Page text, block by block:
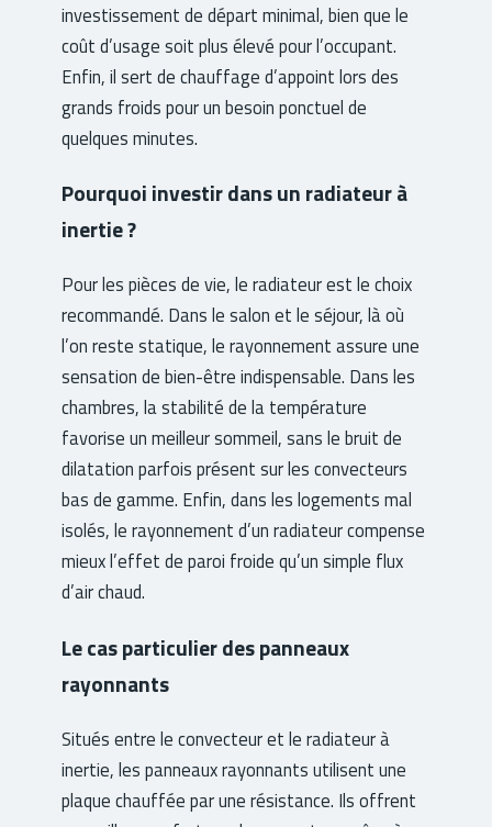
investissement de départ minimal, bien que le
coût d’usage soit plus élevé pour l’occupant.
Enfin, il sert de chauffage d’appoint lors des
grands froids pour un besoin ponctuel de
quelques minutes.
Pourquoi investir dans un radiateur à
inertie ?
Pour les pièces de vie, le radiateur est le choix
recommandé. Dans le salon et le séjour, là où
l’on reste statique, le rayonnement assure une
sensation de bien-être indispensable. Dans les
chambres, la stabilité de la température
favorise un meilleur sommeil, sans le bruit de
dilatation parfois présent sur les convecteurs
bas de gamme. Enfin, dans les logements mal
isolés, le rayonnement d’un radiateur compense
mieux l’effet de paroi froide qu’un simple flux
d’air chaud.
Le cas particulier des panneaux
rayonnants
Situés entre le convecteur et le radiateur à
inertie, les panneaux rayonnants utilisent une
plaque chauffée par une résistance. Ils offrent